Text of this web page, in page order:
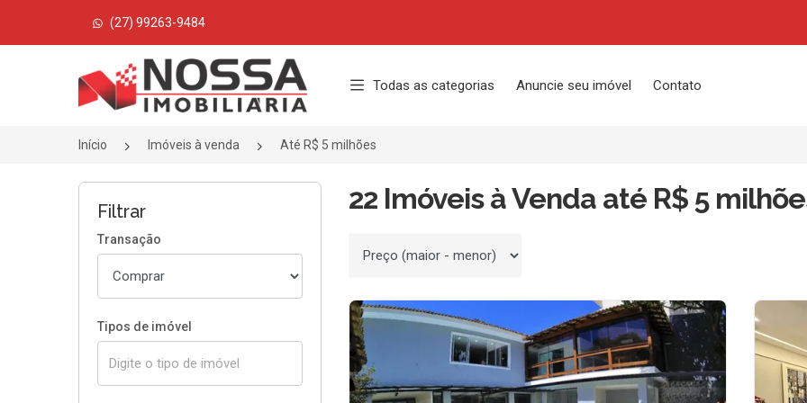
(27) 99263-9484
Página inicial
Todas as categorias Anuncie seu imóvel Contato
Início Imóveis à venda Até R$ 5 milhões
Filtrar
Transação
Tipos de imóvel
22 Imóveis à Venda até R$ 5
Ordenar por